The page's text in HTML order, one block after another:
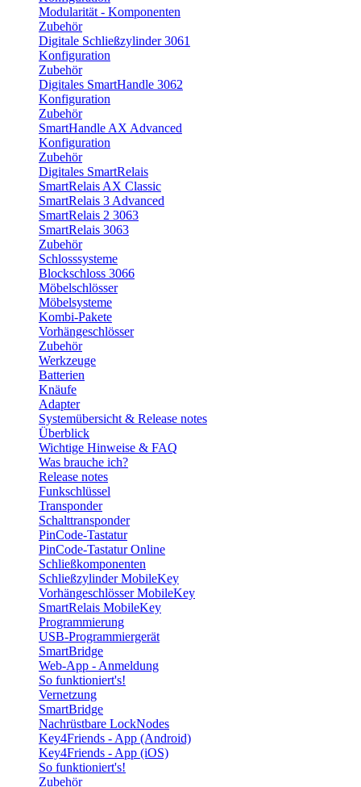
Modularität - Komponenten
Zubehör
Digitale Schließzylinder 3061
Konfiguration
Zubehör
Digitales SmartHandle 3062
Konfiguration
Zubehör
SmartHandle AX Advanced
Konfiguration
Zubehör
Digitales SmartRelais
SmartRelais AX Classic
SmartRelais 3 Advanced
SmartRelais 2 3063
SmartRelais 3063
Zubehör
Schlosssysteme
Blockschloss 3066
Möbelschlösser
Möbelsysteme
Kombi-Pakete
Vorhängeschlösser
Zubehör
Werkzeuge
Batterien
Knäufe
Adapter
Systemübersicht & Release notes
Überblick
Wichtige Hinweise & FAQ
Was brauche ich?
Release notes
Funkschlüssel
Transponder
Schalttransponder
PinCode-Tastatur
PinCode-Tastatur Online
Schließkomponenten
Schließzylinder MobileKey
Vorhängeschlösser MobileKey
SmartRelais MobileKey
Programmierung
USB-Programmiergerät
SmartBridge
Web-App - Anmeldung
So funktioniert's!
Vernetzung
SmartBridge
Nachrüstbare LockNodes
Key4Friends - App (Android)
Key4Friends - App (iOS)
So funktioniert's!
Zubehör